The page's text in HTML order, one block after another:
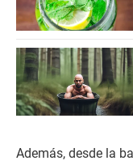
Además, desde la